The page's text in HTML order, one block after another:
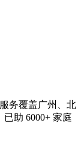
务覆盖广州、北
助 6000+ 家庭